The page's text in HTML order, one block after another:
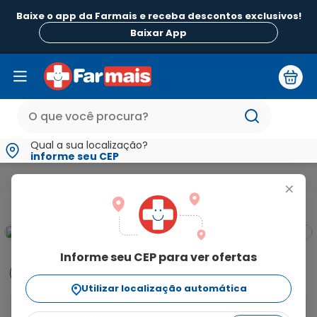
Baixe o app da Farmais e receba descontos exclusivos!
Baixar App
Qual a sua localização?
informe seu CEP
+
Informe seu CEP para ver ofertas
Utilizar localização automática
Nesina
Informações
Para que serve o Nesina? Nesina pertence a uma